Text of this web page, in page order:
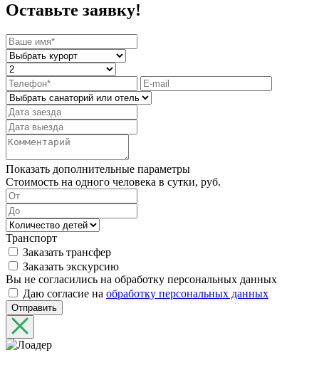
Оставьте заявку!
Показать дополнительные параметры
Стоимость на одного человека в сутки, руб.
Транспорт
Заказать трансфер
Заказать экскурсию
Вы не согласились на обработку персональных данных
Даю согласие на обработку персональных данных
Отправить